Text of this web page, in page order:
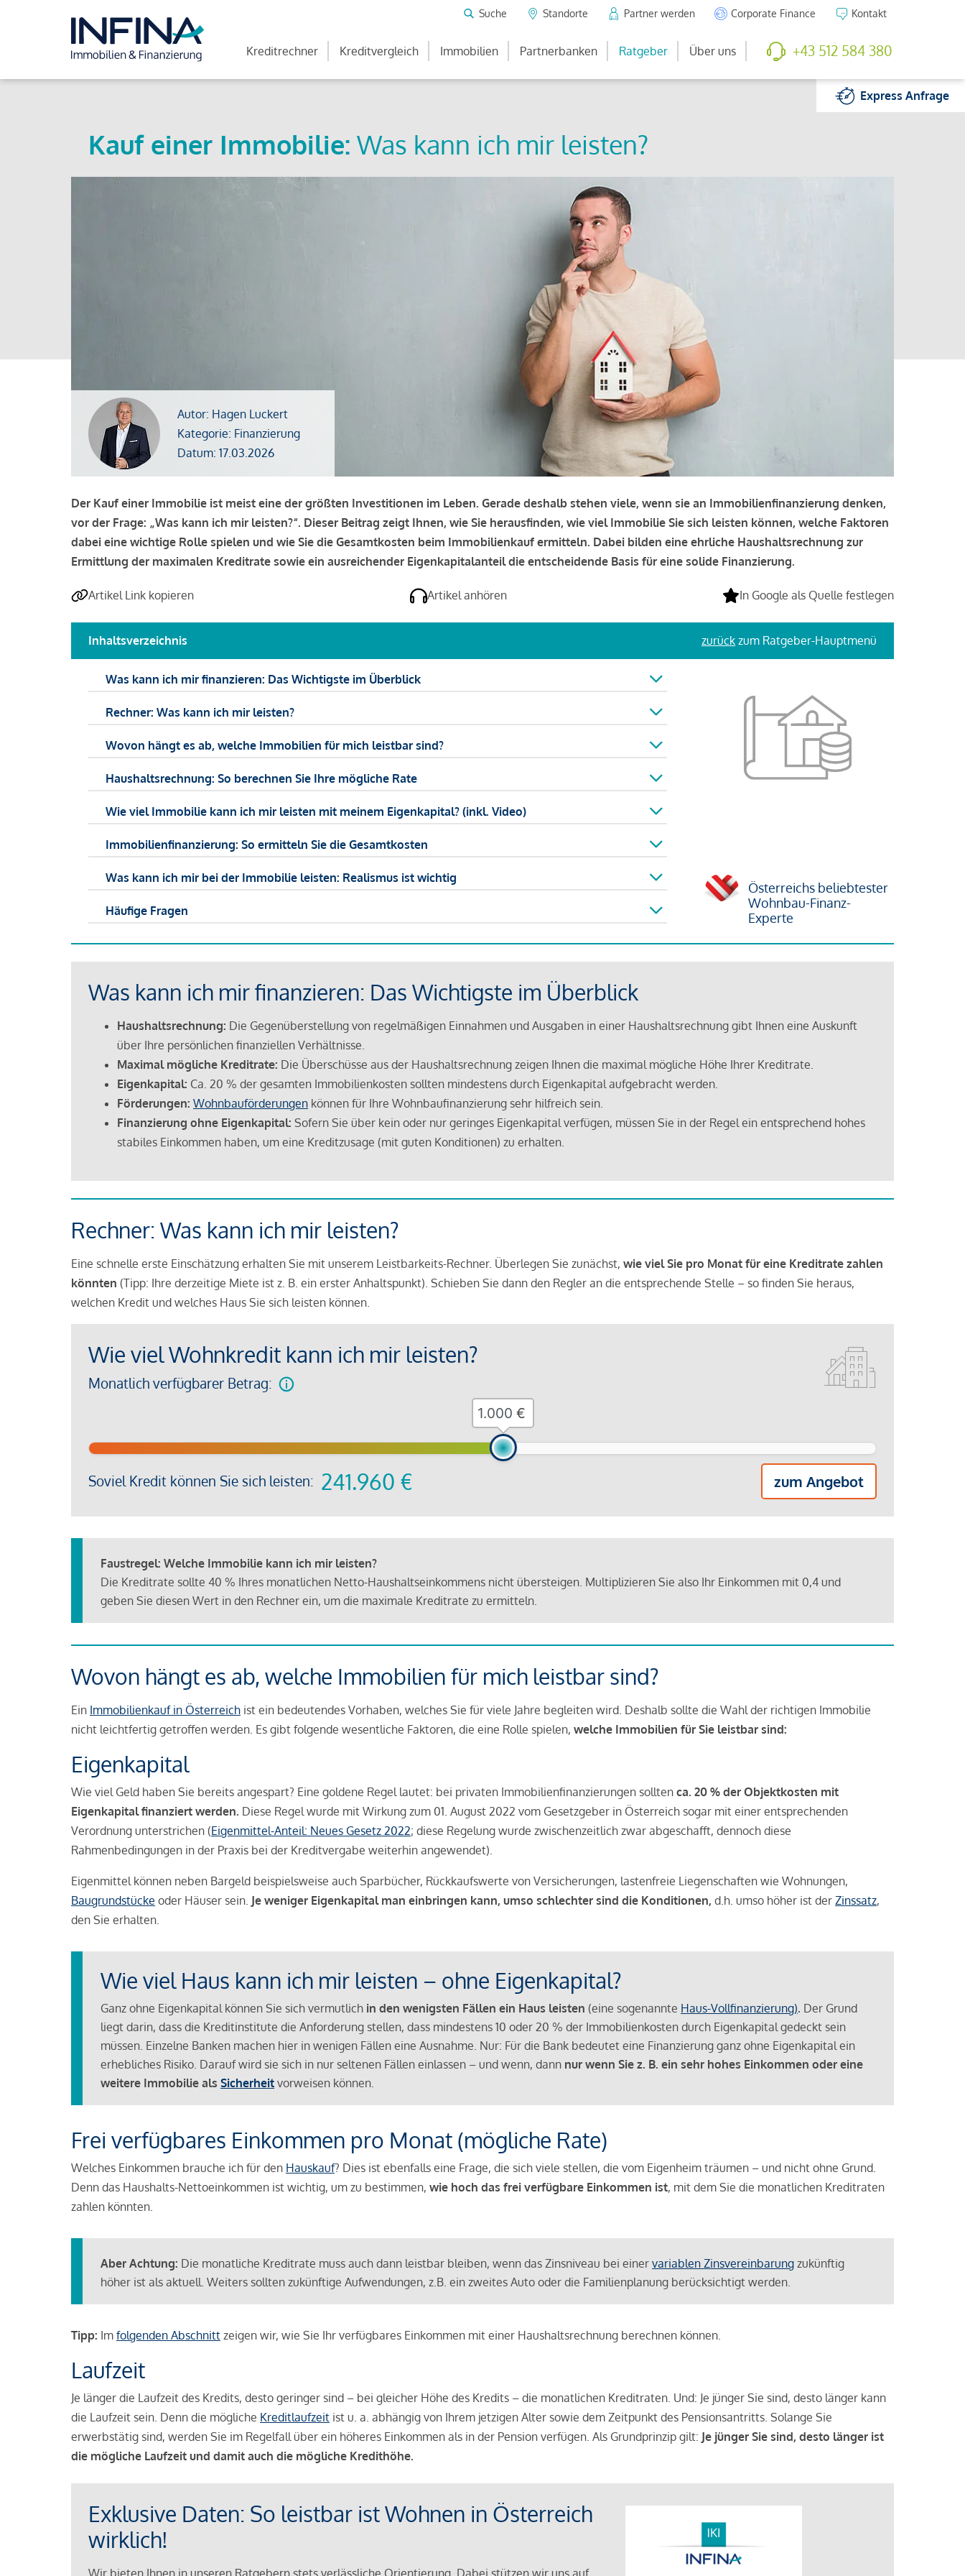
Suche Standorte Partner werden Corporate Finance Kontakt
Kreditrechner Kreditvergleich Immobilien Partnerbanken Ratgeber Über uns +43 512 584 380
ExpressAnfrage
Kauf einer Immobilie: Was kann ich mir leisten?
Autor: Hagen Luckert
Kategorie: Finanzierung
Datum: 17.03.2026
Der Kauf einer Immobilie ist meist eine der größten Investitionen im Leben. Gerade deshalb stehen viele, wenn sie an Immobilienfinanzierung denken,
vor der Frage: „Was kann ich mir leisten?“. Dieser Beitrag zeigt Ihnen, wie Sie herausfinden, wie viel Immobilie Sie sich leisten können, welche Faktoren
dabei eine wichtige Rolle spielen und wie Sie die Gesamtkosten beim Immobilienkauf ermitteln. Dabei bilden eine ehrliche Haushaltsrechnung zur
Ermittlung der maximalen Kreditrate sowie ein ausreichender Eigenkapitalanteil die entscheidende Basis für eine solide Finanzierung.
Artikel Link kopieren Artikel anhören In Google als Quelle festlegen
Inhaltsverzeichnis zurück zum Ratgeber-Hauptmenü
Was kann ich mir finanzieren: Das Wichtigste im Überblick
Rechner: Was kann ich mir leisten?
Wovon hängt es ab, welche Immobilien für mich leistbar sind?
Haushaltsrechnung: So berechnen Sie Ihre mögliche Rate
Wie viel Immobilie kann ich mir leisten mit meinem Eigenkapital? (inkl. Video)
Immobilienfinanzierung: So ermitteln Sie die Gesamtkosten
Was kann ich mir bei der Immobilie leisten: Realismus ist wichtig
Häufige Fragen
Österreichs beliebtester
Wohnbau-Finanz-
Experte
Was kann ich mir finanzieren: Das Wichtigste im Überblick
Haushaltsrechnung: Die Gegenüberstellung von regelmäßigen Einnahmen und Ausgaben in einer Haushaltsrechnung gibt Ihnen eine Auskunft
über Ihre persönlichen finanziellen Verhältnisse.
Maximal mögliche Kreditrate: Die Überschüsse aus der Haushaltsrechnung zeigen Ihnen die maximal mögliche Höhe Ihrer Kreditrate.
Eigenkapital: Ca. 20 % der gesamten Immobilienkosten sollten mindestens durch Eigenkapital aufgebracht werden.
Förderungen: Wohnbauförderungen können für Ihre Wohnbaufinanzierung sehr hilfreich sein.
Finanzierung ohne Eigenkapital: Sofern Sie über kein oder nur geringes Eigenkapital verfügen, müssen Sie in der Regel ein entsprechend hohes
stabiles Einkommen haben, um eine Kreditzusage (mit guten Konditionen) zu erhalten.
Rechner: Was kann ich mir leisten?
Eine schnelle erste Einschätzung erhalten Sie mit unserem Leistbarkeits-Rechner. Überlegen Sie zunächst, wie viel Sie pro Monat für eine Kreditrate zahlen
könnten (Tipp: Ihre derzeitige Miete ist z. B. ein erster Anhaltspunkt). Schieben Sie dann den Regler an die entsprechende Stelle – so finden Sie heraus,
welchen Kredit und welches Haus Sie sich leisten können.
Wie viel Wohnkredit kann ich mir leisten?
Monatlich verfügbarer Betrag:
Soviel Kredit können Sie sich leisten: 241.960 € zum Angebot
€
Faustregel: Welche Immobilie kann ich mir leisten?
Die Kreditrate sollte 40 % Ihres monatlichen Netto-Haushaltseinkommens nicht übersteigen. Multiplizieren Sie also Ihr Einkommen mit 0,4 und
geben Sie diesen Wert in den Rechner ein, um die maximale Kreditrate zu ermitteln.
Wovon hängt es ab, welche Immobilien für mich leistbar sind?
Ein Immobilienkauf in Österreich ist ein bedeutendes Vorhaben, welches Sie für viele Jahre begleiten wird. Deshalb sollte die Wahl der richtigen Immobilie
nicht leichtfertig getroffen werden. Es gibt folgende wesentliche Faktoren, die eine Rolle spielen, welche Immobilien für Sie leistbar sind:
Eigenkapital
Wie viel Geld haben Sie bereits angespart? Eine goldene Regel lautet: bei privaten Immobilienfinanzierungen sollten ca. 20 % der Objektkosten mit
Eigenkapital finanziert werden. Diese Regel wurde mit Wirkung zum 01. August 2022 vom Gesetzgeber in Österreich sogar mit einer entsprechenden
Verordnung unterstrichen (Eigenmittel-Anteil: Neues Gesetz 2022; diese Regelung wurde zwischenzeitlich zwar abgeschafft, dennoch diese
Rahmenbedingungen in der Praxis bei der Kreditvergabe weiterhin angewendet).
Eigenmittel können neben Bargeld beispielsweise auch Sparbücher, Rückkaufswerte von Versicherungen, lastenfreie Liegenschaften wie Wohnungen,
Baugrundstücke oder Häuser sein. Je weniger Eigenkapital man einbringen kann, umso schlechter sind die Konditionen, d.h. umso höher ist der Zinssatz,
den Sie erhalten.
Wie viel Haus kann ich mir leisten – ohne Eigenkapital?
Ganz ohne Eigenkapital können Sie sich vermutlich in den wenigsten Fällen ein Haus leisten (eine sogenannte Haus-Vollfinanzierung). Der Grund
liegt darin, dass die Kreditinstitute die Anforderung stellen, dass mindestens 10 oder 20 % der Immobilienkosten durch Eigenkapital gedeckt sein
müssen. Einzelne Banken machen hier in wenigen Fällen eine Ausnahme. Nur: Für die Bank bedeutet eine Finanzierung ganz ohne Eigenkapital ein
erhebliches Risiko. Darauf wird sie sich in nur seltenen Fällen einlassen – und wenn, dann nur wenn Sie z. B. ein sehr hohes Einkommen oder eine
weitere Immobilie als Sicherheit vorweisen können.
Frei verfügbares Einkommen pro Monat (mögliche Rate)
Welches Einkommen brauche ich für den Hauskauf? Dies ist ebenfalls eine Frage, die sich viele stellen, die vom Eigenheim träumen – und nicht ohne Grund.
Denn das Haushalts-Nettoeinkommen ist wichtig, um zu bestimmen, wie hoch das frei verfügbare Einkommen ist, mit dem Sie die monatlichen Kreditraten
zahlen könnten.
Aber Achtung: Die monatliche Kreditrate muss auch dann leistbar bleiben, wenn das Zinsniveau bei einer variablen Zinsvereinbarung zukünftig
höher ist als aktuell. Weiters sollten zukünftige Aufwendungen, z.B. ein zweites Auto oder die Familienplanung berücksichtigt werden.
Tipp: Im folgenden Abschnitt zeigen wir, wie Sie Ihr verfügbares Einkommen mit einer Haushaltsrechnung berechnen können.
Laufzeit
Je länger die Laufzeit des Kredits, desto geringer sind – bei gleicher Höhe des Kredits – die monatlichen Kreditraten. Und: Je jünger Sie sind, desto länger kann
die Laufzeit sein. Denn die mögliche Kreditlaufzeit ist u. a. abhängig von Ihrem jetzigen Alter sowie dem Zeitpunkt des Pensionsantritts. Solange Sie
erwerbstätig sind, werden Sie im Regelfall über ein höheres Einkommen als in der Pension verfügen. Als Grundprinzip gilt: Je jünger Sie sind, desto länger ist
die mögliche Laufzeit und damit auch die mögliche Kredithöhe.
Exklusive Daten: So leistbar ist Wohnen in Österreich
wirklich!